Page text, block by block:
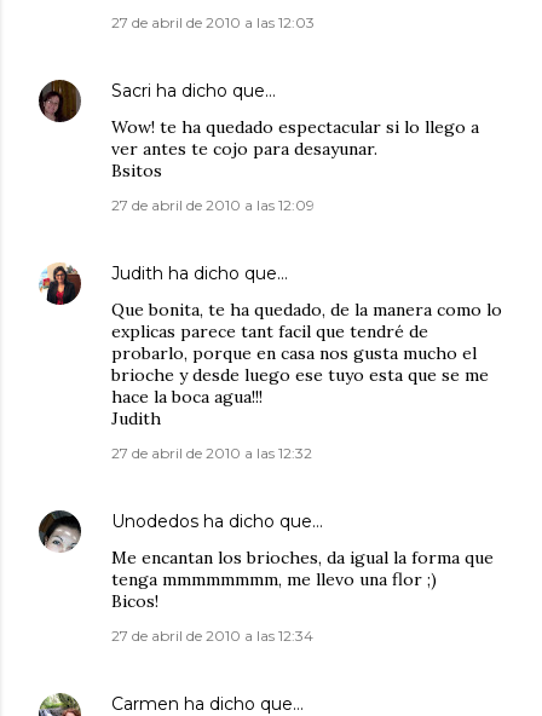
27 de abril de 2010 a las 12:03
Sacri ha dicho que…
Wow! te ha quedado espectacular si lo llego a
ver antes te cojo para desayunar.
Bsitos
27 de abril de 2010 a las 12:09
Judith ha dicho que…
Que bonita, te ha quedado, de la manera como lo
explicas parece tant facil que tendré de
probarlo, porque en casa nos gusta mucho el
brioche y desde luego ese tuyo esta que se me
hace la boca agua!!!
Judith
27 de abril de 2010 a las 12:32
Unodedos ha dicho que…
Me encantan los brioches, da igual la forma que
tenga mmmmmmmm, me llevo una flor ;)
Bicos!
27 de abril de 2010 a las 12:34
Carmen ha dicho que…